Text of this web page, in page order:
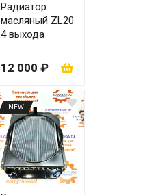
Радиатор
масляный ZL20
4 выхода
12 000 ₽
NEW